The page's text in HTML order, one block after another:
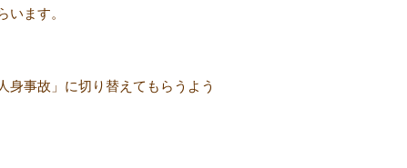
ます。
身事故」に切り替えてもらうよう